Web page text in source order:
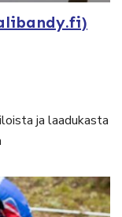
ja laadukasta